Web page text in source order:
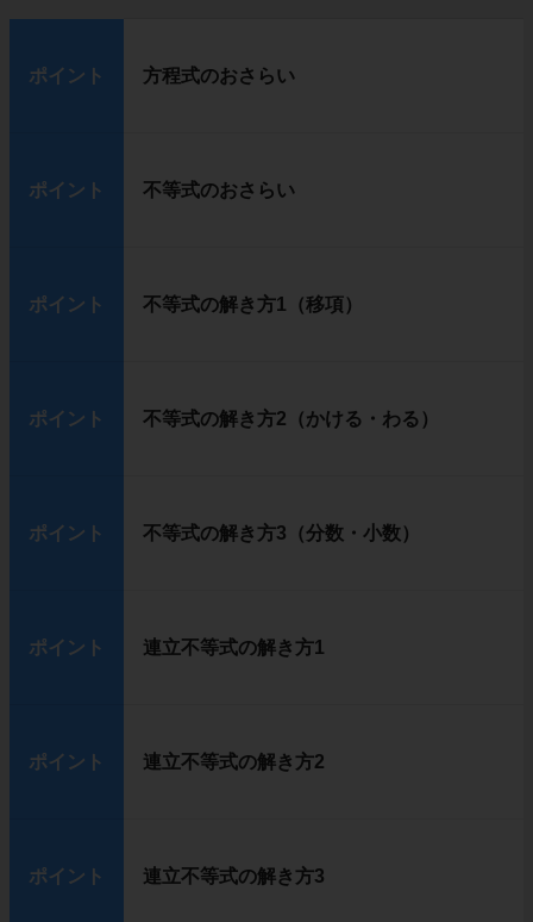
ポイント 方程式のおさらい
ポイント 不等式のおさらい
ポイント 不等式の解き方1（移項）
ポイント 不等式の解き方2（かける・わる）
ポイント 不等式の解き方3（分数・小数）
ポイント 連立不等式の解き方1
ポイント 連立不等式の解き方2
ポイント 連立不等式の解き方3